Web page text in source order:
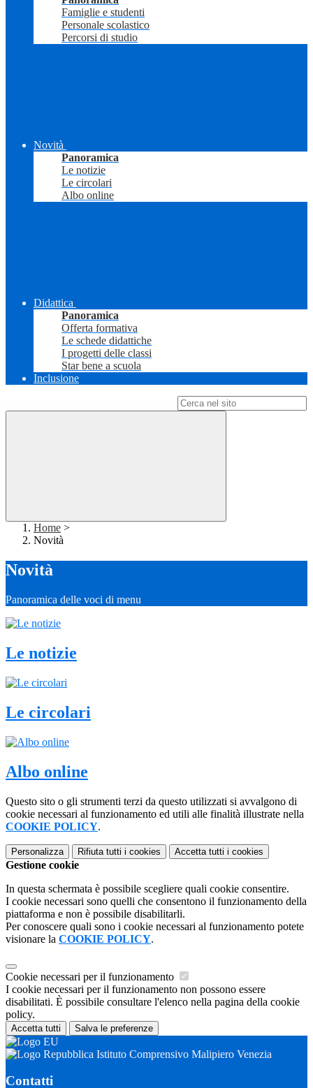
Famiglie e studenti
Personale scolastico
Percorsi di studio
Novità
Panoramica
Le notizie
Le circolari
Albo online
Didattica
Panoramica
Offerta formativa
Le schede didattiche
I progetti delle classi
Star bene a scuola
Inclusione
Home >
Novità
Novità
Panoramica delle voci di menu
Le notizie
Le circolari
Albo online
Questo sito o gli strumenti terzi da questo utilizzati si avvalgono di
cookie necessari al funzionamento ed utili alle finalità illustrate nella
COOKIE POLICY.
Personalizza Rifiuta tutti i cookies Accetta tutti i cookies
Gestione cookie
In questa schermata è possibile scegliere quali cookie consentire.
I cookie necessari sono quelli che consentono il funzionamento della
piattaforma e non è possibile disabilitarli.
Per conoscere quali sono i cookie necessari al funzionamento potete
visionare la COOKIE POLICY.
Cookie necessari per il funzionamento
I cookie necessari per il funzionamento non possono essere
disabilitati. È possibile consultare l'elenco nella pagina della cookie
policy.
Accetta tutti Salva le preferenze
Istituto Comprensivo Malipiero Venezia
Contatti